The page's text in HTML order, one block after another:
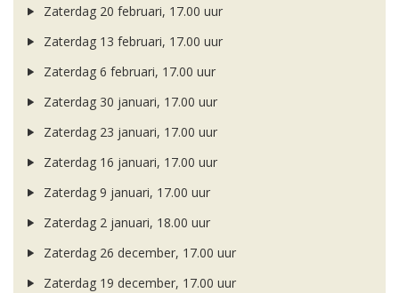
Zaterdag 20 februari, 17.00 uur
Zaterdag 13 februari, 17.00 uur
Zaterdag 6 februari, 17.00 uur
Zaterdag 30 januari, 17.00 uur
Zaterdag 23 januari, 17.00 uur
Zaterdag 16 januari, 17.00 uur
Zaterdag 9 januari, 17.00 uur
Zaterdag 2 januari, 18.00 uur
Zaterdag 26 december, 17.00 uur
Zaterdag 19 december, 17.00 uur